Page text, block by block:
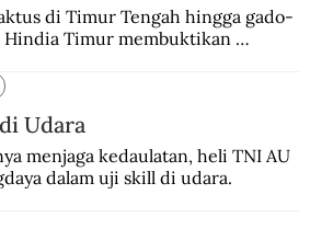
di Timur Tengah hingga gado-
Hindia Timur membuktikan
Udara
menjaga kedaulatan, heli TNI AU
dalam uji skill di udara.